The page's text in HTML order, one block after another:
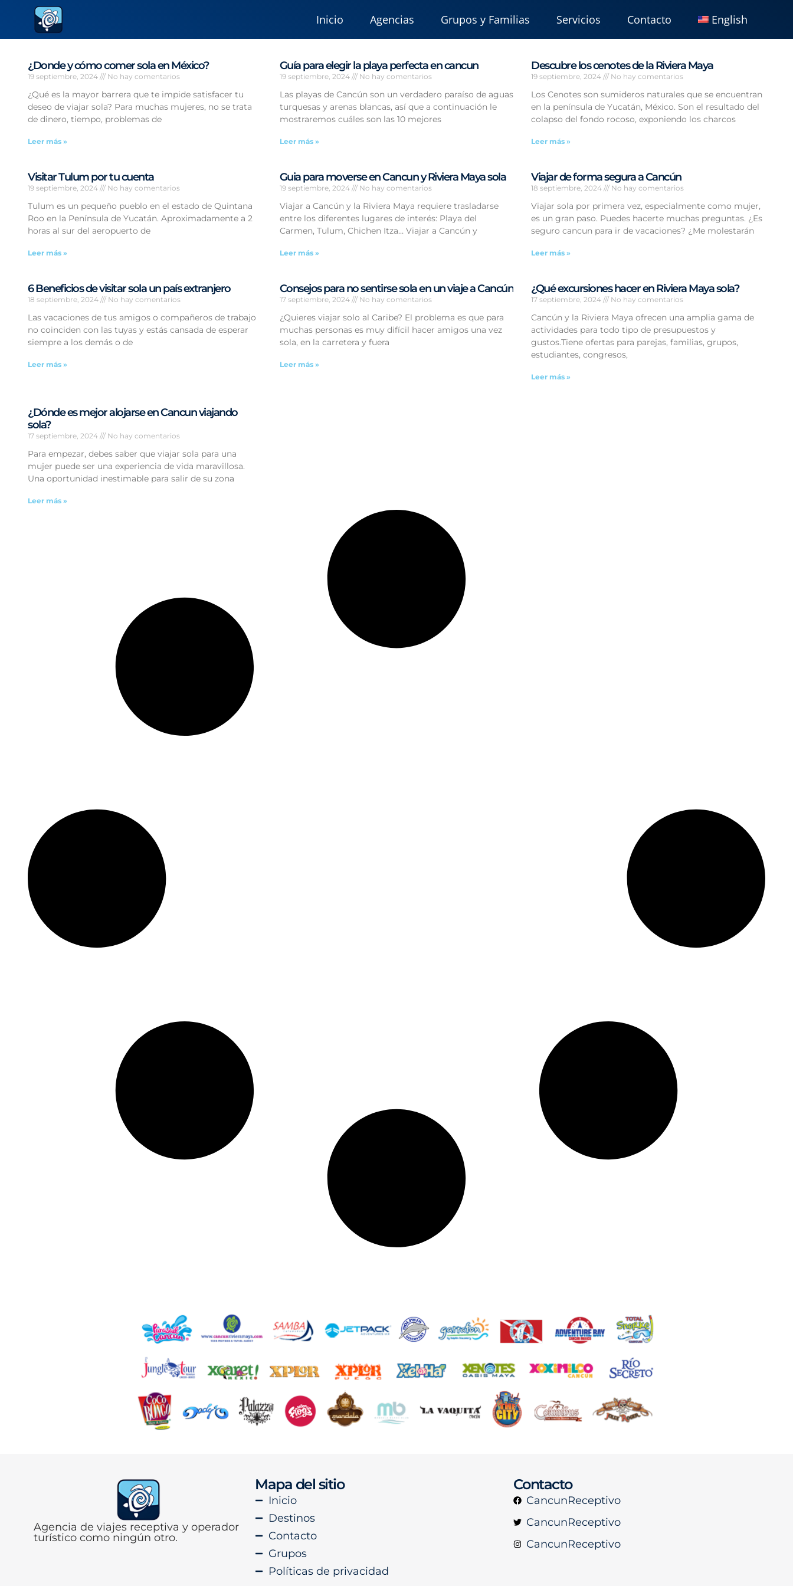
Inicio Agencias Grupos y Familias Servicios Contacto English
¿Donde y cómo comer sola en México?
19 septiembre, 2024 No hay comentarios
¿Qué es la mayor barrera que te impide satisfacer tu
deseo de viajar sola? Para muchas mujeres, no se trata
de dinero, tiempo, problemas de
Leer más »
Guía para elegir la playa perfecta en cancun
19 septiembre, 2024 No hay comentarios
Las playas de Cancún son un verdadero paraíso de aguas
turquesas y arenas blancas, así que a continuación le
mostraremos cuáles son las 10 mejores
Leer más »
Descubre los cenotes de la Riviera Maya
19 septiembre, 2024 No hay comentarios
Los Cenotes son sumideros naturales que se encuentran
en la península de Yucatán, México. Son el resultado del
colapso del fondo rocoso, exponiendo los charcos
Leer más »
Visitar Tulum por tu cuenta
19 septiembre, 2024 No hay comentarios
Tulum es un pequeño pueblo en el estado de Quintana
Roo en la Península de Yucatán. Aproximadamente a 2
horas al sur del aeropuerto de
Leer más »
Guia para moverse en Cancun y Riviera Maya sola
19 septiembre, 2024 No hay comentarios
Viajar a Cancún y la Riviera Maya requiere trasladarse
entre los diferentes lugares de interés: Playa del
Carmen, Tulum, Chichen Itza… Viajar a Cancún y
Leer más »
Viajar de forma segura a Cancún
18 septiembre, 2024 No hay comentarios
Viajar sola por primera vez, especialmente como mujer,
es un gran paso. Puedes hacerte muchas preguntas. ¿Es
seguro cancun para ir de vacaciones? ¿Me molestarán
Leer más »
6 Beneficios de visitar sola un país extranjero
18 septiembre, 2024 No hay comentarios
Las vacaciones de tus amigos o compañeros de trabajo
no coinciden con las tuyas y estás cansada de esperar
siempre a los demás o de
Leer más »
Consejos para no sentirse sola en un viaje a Cancún
17 septiembre, 2024 No hay comentarios
¿Quieres viajar solo al Caribe? El problema es que para
muchas personas es muy difícil hacer amigos una vez
sola, en la carretera y fuera
Leer más »
¿Qué excursiones hacer en Riviera Maya sola?
17 septiembre, 2024 No hay comentarios
Cancún y la Riviera Maya ofrecen una amplia gama de
actividades para todo tipo de presupuestos y
gustos.Tiene ofertas para parejas, familias, grupos,
estudiantes, congresos,
Leer más »
¿Dónde es mejor alojarse en Cancun viajando
sola?
17 septiembre, 2024 No hay comentarios
Para empezar, debes saber que viajar sola para una
mujer puede ser una experiencia de vida maravillosa.
Una oportunidad inestimable para salir de su zona
Leer más »
Agencia de viajes receptiva y operador
turístico como ningún otro.
Mapa del sitio
Inicio
Destinos
Contacto
Grupos
Políticas de privacidad
Contacto
CancunReceptivo
CancunReceptivo
CancunReceptivo